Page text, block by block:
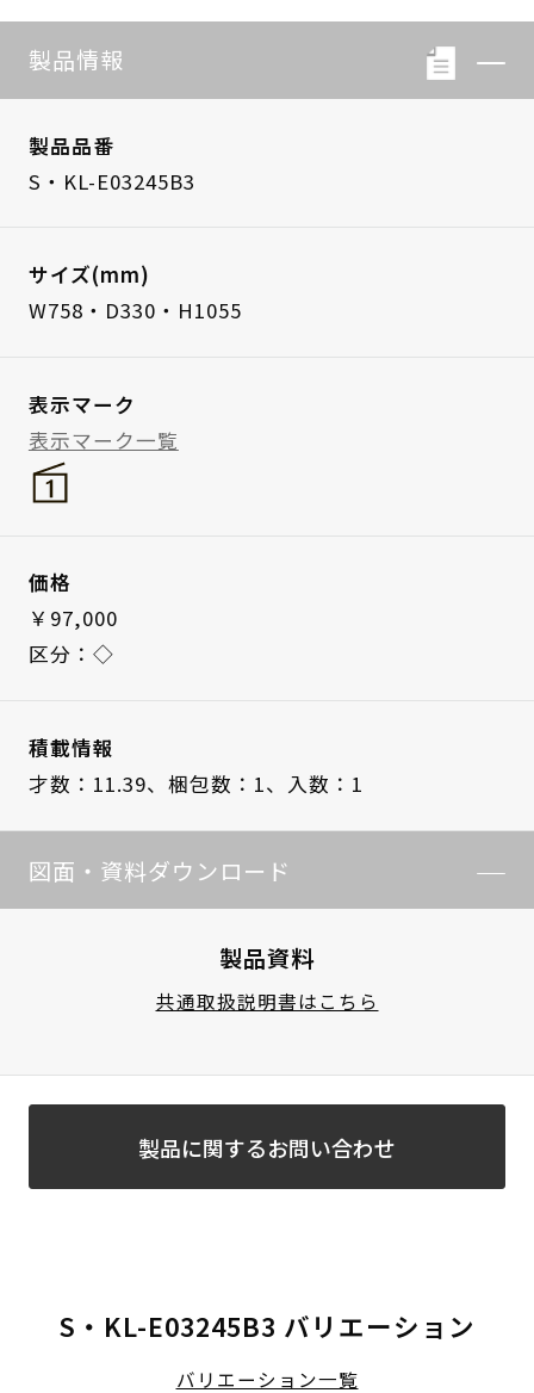
製品情報
製品品番
S・KL-E03245B3
サイズ(mm)
W758・D330・H1055
表示マーク
表示マーク一覧
価格
￥97,000
区分：◇
積載情報
才数：11.39、 梱包数：1、 入数：1
図面・資料ダウンロード
製品資料
共通取扱説明書はこちら
製品に関するお問い合わせ
S・KL-E03245B3 バリエーション
バリエーション一覧